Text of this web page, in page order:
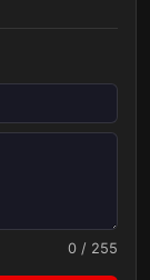
0 / 255